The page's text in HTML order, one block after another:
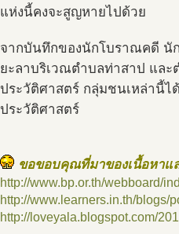
แห่งนี้คงจะสูญหายไปด้วย
จากบันทึกของนักโบราณคดี นั
ยะลาบริเวณตำบลท่าสาป แล
ประวัติศาสตร์ กลุ่มชนเหล่านี้
ประวัติศาสตร์
ขอขอบคุณที่มาของเนื้อหาแ
http://www.bp.or.th/webboard/
http://www.learners.in.th/blogs/
http://loveyala.blogspot.com/